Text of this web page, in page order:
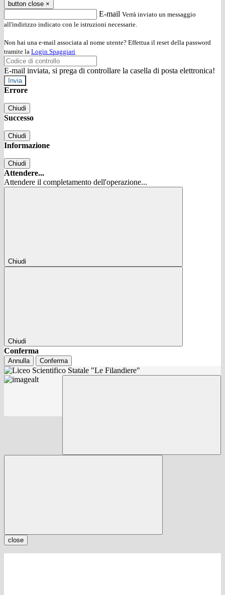
button close ×
E-mail Verrà inviato un messaggio
all'indirizzo indicato con le istruzioni necessarie.
Non hai una e-mail associata al nome utente? Effettua il reset della password
tramite la Login Spaggiari
E-mail inviata, si prega di controllare la casella di posta elettronica!
Errore
Chiudi
Successo
Chiudi
Informazione
Chiudi
Attendere...
Attendere il completamento dell'operazione...
Chiudi
Chiudi
Conferma
Annulla Conferma
close